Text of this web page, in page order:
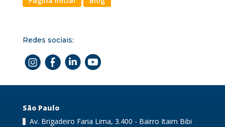
Redes sociais:
São Paulo
Av. Brigadeiro Faria Lima, 3.400 - Bairro Itaim Bibi